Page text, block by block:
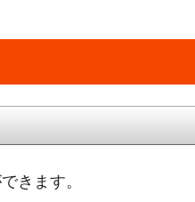
きます。